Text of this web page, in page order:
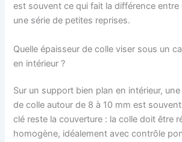
est souvent ce qui fait la différence
une série de petites reprises.
Quelle épaisseur de colle viser sous un
en intérieur ?
Sur un support bien plan en intérieur,
de colle autour de 8 à 10 mm est
clé reste la couverture : la colle doit être
homogène, idéalement avec contrôle